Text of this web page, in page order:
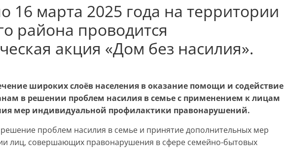
16 марта 2025 года на территории
района проводится
акция «Дом без насилия».
широких слоёв населения в оказание помощи и содействие
в решении проблем насилия в семье с применением к лицам
мер индивидуальной профилактики правонарушений.
проблем насилия в семье и принятие дополнительных мер
лиц, совершающих правонарушения в сфере семейно-бытовых